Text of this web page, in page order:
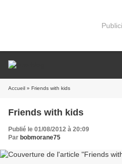
Accueil » Friends with kids
Friends with kids
Publié le 01/08/2012 à 20:09
Par bobmorane75